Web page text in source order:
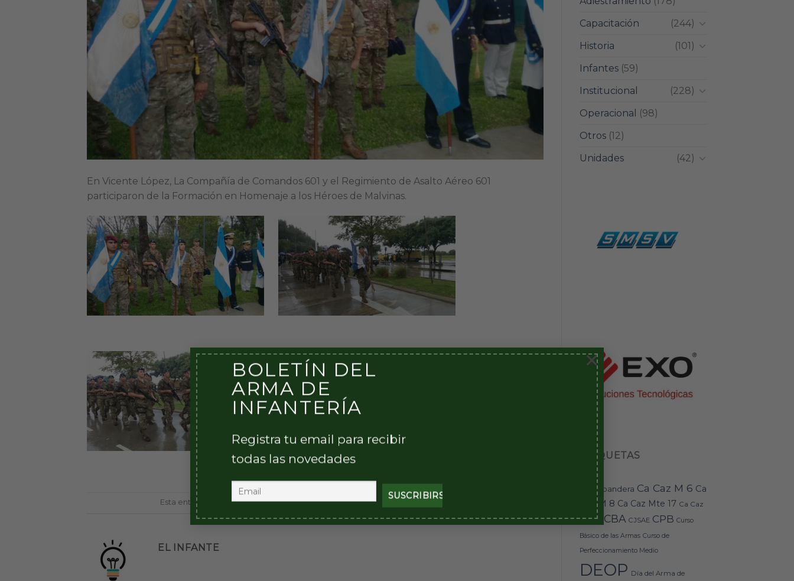
BOLETÍN DEL
ARMA DE
INFANTERÍA
Registra tu email para recibir
todas las novedades
×
En Vicente López, La Compañía de Comandos 601 y el Regimiento de Asalto Aéreo 601
participaron de la Formación en Homenaje a los Héroes de Malvinas.
Esta entrada fue publicada enInstitucionaly etiquetadaCa Cdo 601
EL INFANTE
Capacitación
(244)
Historia
(101)
Infantes(59)
Institucional
(228)
Operacional
(98)
Otros(12)
Unidades
(42)
ETIQUETAS
BAI-11 bandera Ca Caz M 6 Ca
Caz M 8 Ca Caz Mte 17 Ca Caz
Mte 18
CBA CJSAE CPB Curso
Básico de las Armas Curso de
Perfeccionamiento Medio
DEOP Día del Arma de